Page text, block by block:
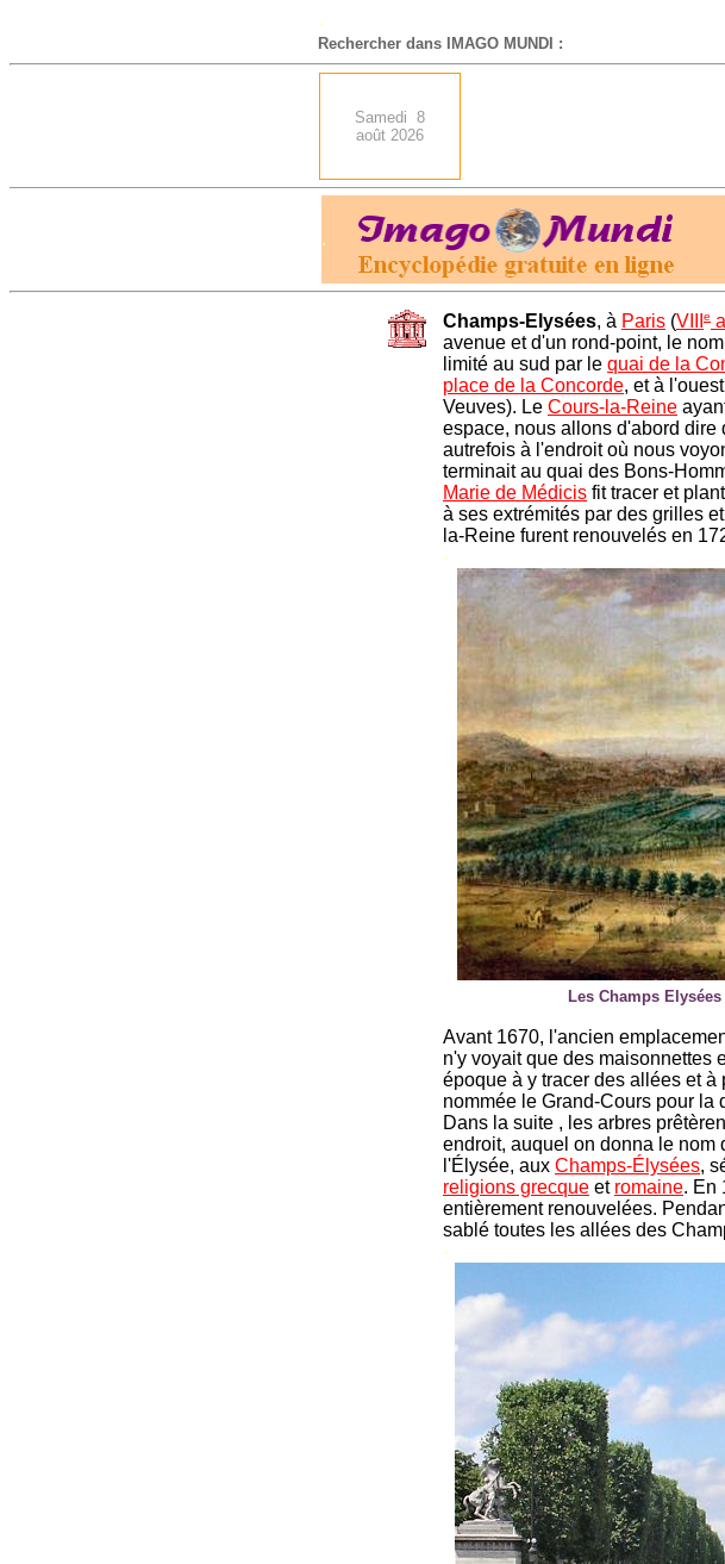
-
Rechercher dans IMAGO MUNDI :
Samedi 8
août 2026
.
Champs-Elysées, à Paris (VIII e
avenue et d'un rond-point, le
limité au sud par le quai de la
place de la Concorde, et à
Veuves). Le Cours-la-Reine
espace, nous allons d'abord
autrefois à l'endroit où nous
terminait au quai des Bons-
Marie de Médicis fit tracer et
à ses extrémités par des grilles
la-Reine furent renouvelés en
-
-
Les Champs Elysées
Avant 1670, l'ancien
n'y voyait que des maisonnettes
époque à y tracer des allées et à
nommée le Grand-Cours pour
Dans la suite , les arbres
endroit, auquel on donna le
l'Élysée, aux Champs-Élysées,
religions grecque et romaine. En
entièrement renouvelées.
sablé toutes les allées des
-